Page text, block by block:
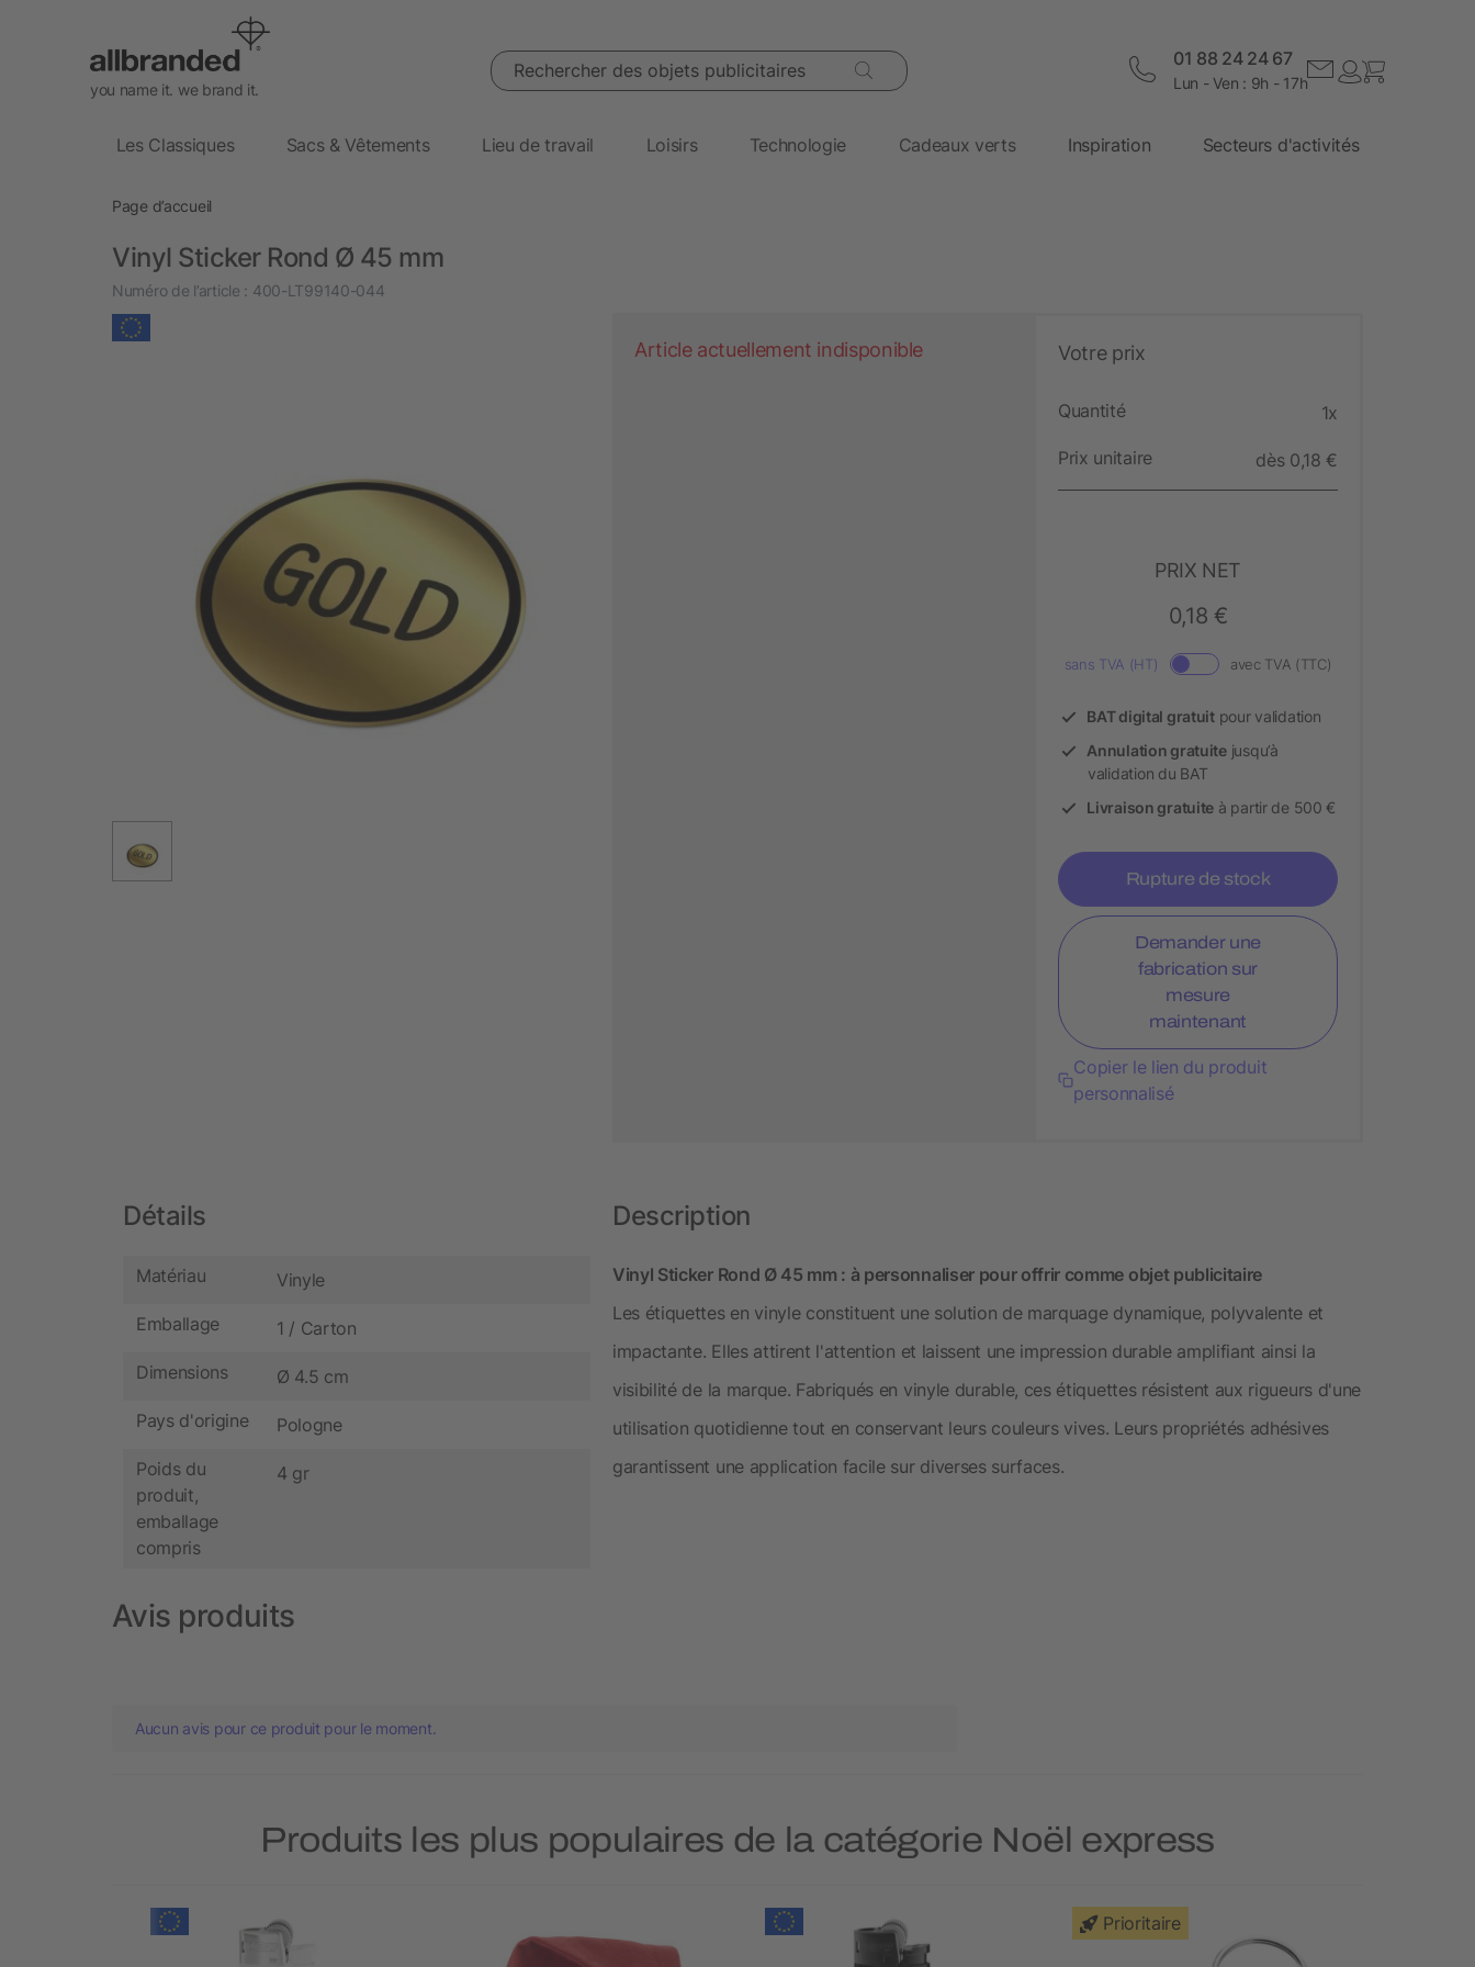
you name it. we brand it.
Rechercher des objets publicitaires 01 88 24 24 67
Lun - Ven : 9h - 17h
Les Classiques Sacs & Vêtements Lieu de travail Loisirs Technologie Cadeaux verts Inspiration Secteurs d'activités
Page d’accueil
Vinyl Sticker Rond Ø 45 mm
Numéro de l’article : 400-LT99140-044
Article actuellement indisponible Votre prix
Quantité 1x
Prix unitaire dès 0,18 €
PRIX NET
0,18 €
sans TVA (HT) avec TVA (TTC)
BAT digital gratuitpour validation
Annulation gratuitejusqu’à
validation du BAT
Livraison gratuite à partir de 500 €
Rupture de stock
Demander une
fabrication sur
mesure
maintenant
Copier le lien du produit
personnalisé
Détails
Matériau Vinyle
Emballage 1 / Carton
Dimensions Ø 4.5 cm
Pays d'origine Pologne
Poids du
produit,
emballage
compris
4 gr
Description
Vinyl Sticker Rond Ø 45 mm : à personnaliser pour offrir comme objet publicitaire
Les étiquettes en vinyle constituent une solution de marquage dynamique, polyvalente et
impactante. Elles attirent l'attention et laissent une impression durable amplifiant ainsi la
visibilité de la marque. Fabriqués en vinyle durable, ces étiquettes résistent aux rigueurs d'une
utilisation quotidienne tout en conservant leurs couleurs vives. Leurs propriétés adhésives
garantissent une application facile sur diverses surfaces.
Avis produits
Aucun avis pour ce produit pour le moment.
Produits les plus populaires de la catégorie Noël express
Prioritaire